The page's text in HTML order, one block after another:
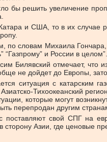
бы решить увеличение
и США, то в их случае
по словам Михаила
“Газпрому” и России в целом”.
Билявский отмечает, что
не дойдет до Европы,
ситуация с катарским
Тихоокеанский
которые могут
перепродан другим
свой СПГ на
в сторону Азии, где ценовые